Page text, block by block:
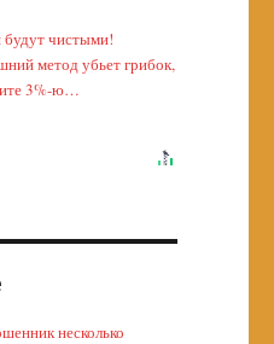
будут чистыми!
метод убьет грибок,
3%-ю…
несколько